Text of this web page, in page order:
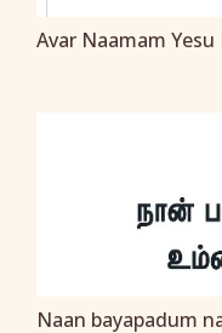
Avar Naamam Yesu
Naan bayapadum